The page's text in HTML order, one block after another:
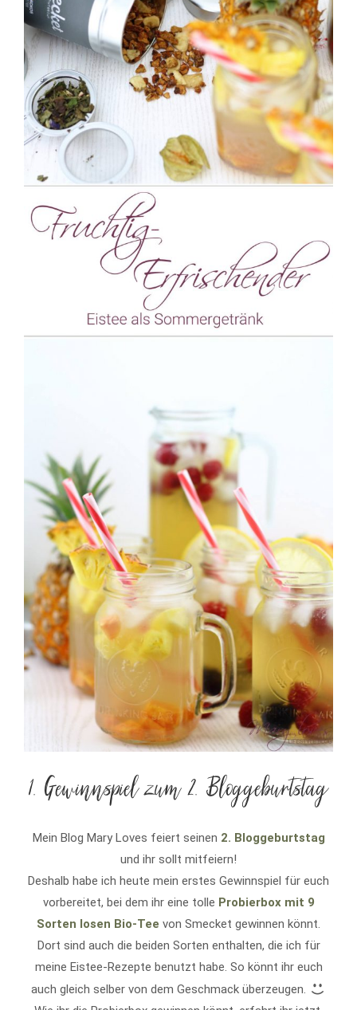
1. Gewinnspiel zum 2. Bloggeburtstag
Mein Blog Mary Loves feiert seinen 2. Bloggeburtstag
und ihr sollt mitfeiern!
Deshalb habe ich heute mein erstes Gewinnspiel für euch
vorbereitet, bei dem ihr eine tolle Probierbox mit 9
Sorten losen Bio-Tee von Smecket gewinnen könnt.
Dort sind auch die beiden Sorten enthalten, die ich für
meine Eistee-Rezepte benutzt habe. So könnt ihr euch
auch gleich selber von dem Geschmack überzeugen.